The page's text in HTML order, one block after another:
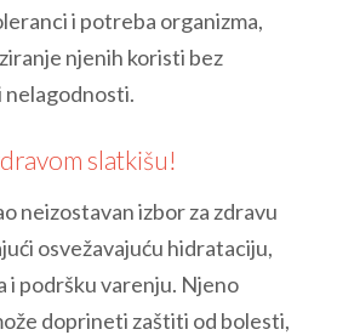
i potreba organizma,
njenih koristi bez
slatkišu!
neizostavan izbor za zdravu
osvežavajuću hidrataciju,
i podršku varenju. Njeno
doprineti zaštiti od bolesti,